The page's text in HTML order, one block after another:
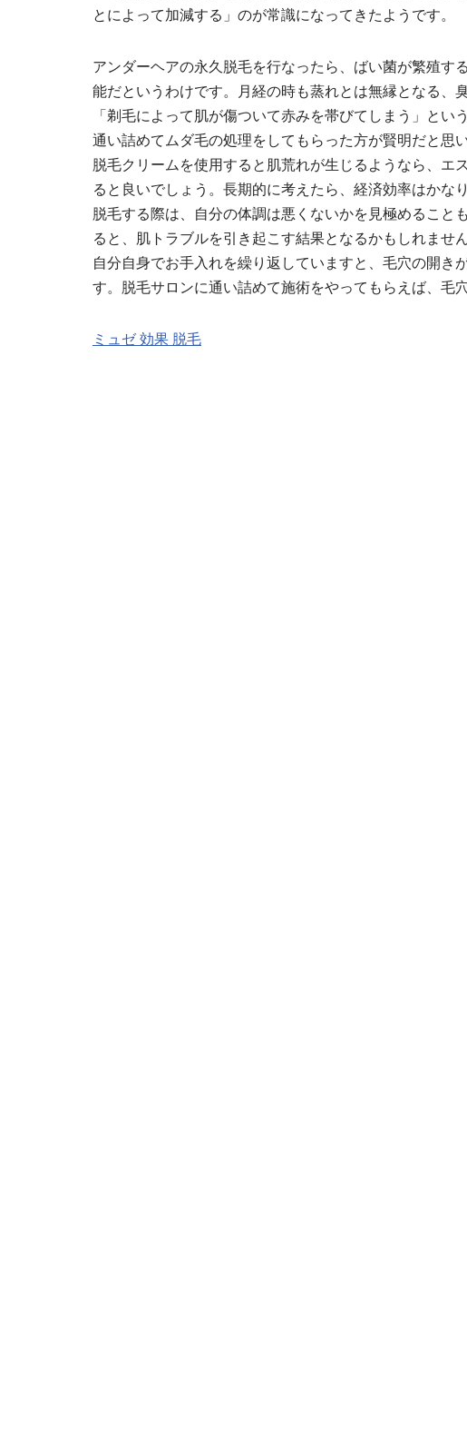
とによって加減する」のが常識になってきたようです。
アンダーヘアの永久脱毛を行なったら、ばい菌が繁殖す
能だというわけです。月経の時も蒸れとは無縁となる、
「剃毛によって肌が傷ついて赤みを帯びてしまう」と
通い詰めてムダ毛の処理をしてもらった方が賢明だと思い
脱毛クリームを使用すると肌荒れが生じるようなら、エ
ると良いでしょう。長期的に考えたら、経済効率はかな
脱毛する際は、自分の体調は悪くないかを見極めること
ると、肌トラブルを引き起こす結果となるかもしれません
自分自身でお手入れを繰り返していますと、毛穴の開き
す。脱毛サロンに通い詰めて施術をやってもらえば、毛
ミュゼ 効果 脱毛